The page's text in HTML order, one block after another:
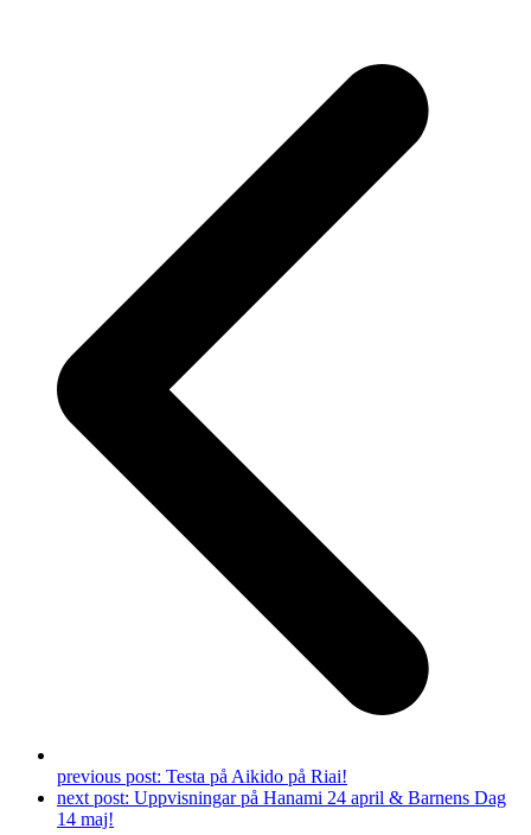
previous post: Testa på Aikido på Riai!
next post: Uppvisningar på Hanami 24 april & Barnens Dag
14 maj!